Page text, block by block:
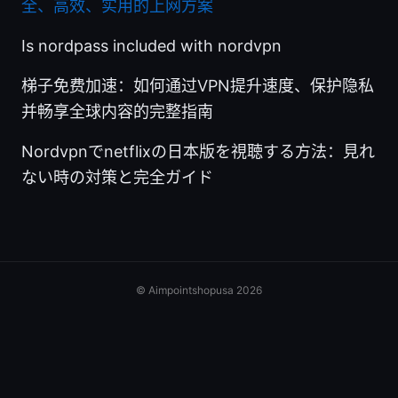
全、高效、实用的上网方案
Is nordpass included with nordvpn
梯子免费加速：如何通过VPN提升速度、保护隐私
并畅享全球内容的完整指南
Nordvpnでnetflixの日本版を視聴する方法：見れ
ない時の対策と完全ガイド
© Aimpointshopusa 2026